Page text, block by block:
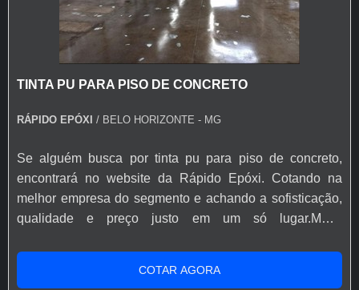
TINTA PU PARA PISO DE CONCRETO
RÁPIDO EPÓXI / BELO HORIZONTE - MG
Se alguém busca por tinta pu para piso de concreto,
encontrará no website da Rápido Epóxi. Cotando na
melhor empresa do segmento e achando a sofisticação,
qualidade e preço justo em um só lugar.MAIS
CONCRETOQuem está à procura de tinta pu para piso
de concreto em uma corporação inovadora, chega até a
COTAR AGORA